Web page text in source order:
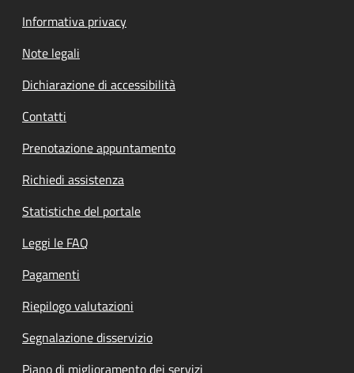
Informativa privacy
Note legali
Dichiarazione di accessibilità
Contatti
Prenotazione appuntamento
Richiedi assistenza
Statistiche del portale
Leggi le FAQ
Pagamenti
Riepilogo valutazioni
Segnalazione disservizio
Piano di miglioramento dei servizi